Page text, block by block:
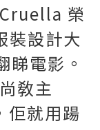
榮
裝設計大
睇電影。
敎主
佢就用踼